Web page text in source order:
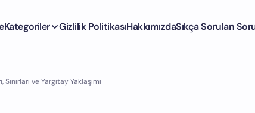
Kategoriler Gizlilik PolitikasıHakkımızdaSıkça Sorulan
ve Yargıtay Yaklaşımı